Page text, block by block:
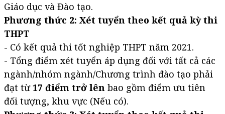
Giáo dục và Đào tạo.
Phương thức 2: Xét tuyển theo kết quả kỳ thi
THPT
- Có kết quả thi tốt nghiệp THPT năm 2021.
- Tổng điểm xét tuyển áp dụng đối với tất cả các
ngành/nhóm ngành/Chương trình đào tạo phải
đạt từ17 điểm trở lên bao gồm điểm ưu tiên
đối tượng, khu vực (Nếu có).